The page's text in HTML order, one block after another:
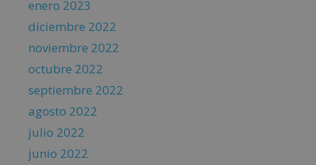
enero 2023
diciembre 2022
noviembre 2022
octubre 2022
septiembre 2022
agosto 2022
julio 2022
junio 2022